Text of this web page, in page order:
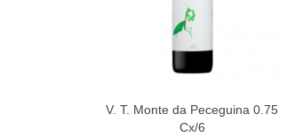
V. T. Monte da Peceguina 0.75
Cx/6